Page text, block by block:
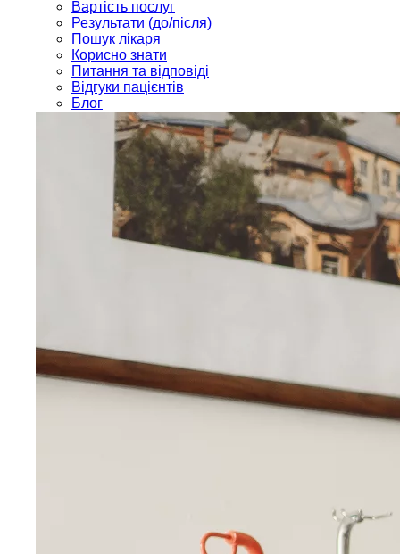
Вартість послуг
Результати (до/після)
Пошук лікаря
Корисно знати
Питання та відповіді
Відгуки пацієнтів
Блог